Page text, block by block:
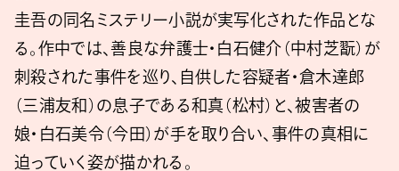
圭吾の同名ミステリー小説が実写化された作品とな
る。作中では、善良な弁護士・白石健介（中村芝翫）が
刺殺された事件を巡り、自供した容疑者・倉木達郎
（三浦友和）の息子である和真（松村）と、被害者の
娘・白石美令（今田）が手を取り合い、事件の真相に
迫っていく姿が描かれる。